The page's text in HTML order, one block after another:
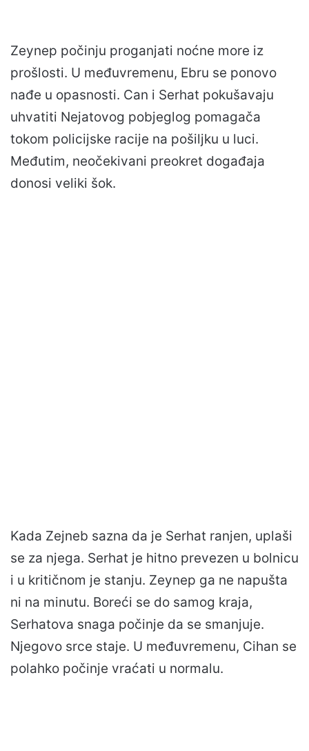
Zeynep počinju proganjati noćne more iz
prošlosti. U međuvremenu, Ebru se ponovo
nađe u opasnosti. Can i Serhat pokušavaju
uhvatiti Nejatovog pobjeglog pomagača
tokom policijske racije na pošiljku u luci.
Međutim, neočekivani preokret događaja
donosi veliki šok.
Kada Zejneb sazna da je Serhat ranjen, uplaši
se za njega. Serhat je hitno prevezen u bolnicu
i u kritičnom je stanju. Zeynep ga ne napušta
ni na minutu. Boreći se do samog kraja,
Serhatova snaga počinje da se smanjuje.
Njegovo srce staje. U međuvremenu, Cihan se
polahko počinje vraćati u normalu.